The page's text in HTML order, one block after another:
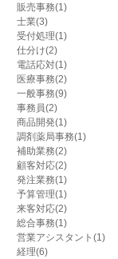
販売事務(1)
士業(3)
受付処理(1)
仕分け(2)
電話応対(1)
医療事務(2)
一般事務(9)
事務員(2)
商品開発(1)
調剤薬局事務(1)
補助業務(2)
顧客対応(2)
発注業務(1)
予算管理(1)
来客対応(2)
総合事務(1)
営業アシスタント(1)
経理(6)